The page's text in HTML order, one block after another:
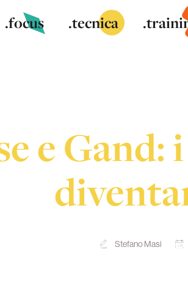
.focus .tecnica
e
Stefano Masi